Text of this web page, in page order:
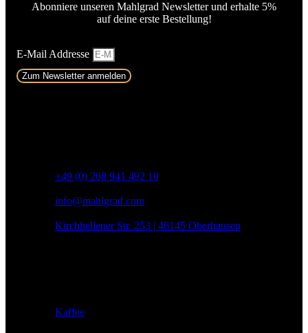
Abonniere unseren Mahlgrad Newsletter und erhalte 5%
auf deine erste Bestellung!
E-Mail Addresse
Zum Newsletter anmelden
+49 (0) 208 941 492 10
info@mahlgrad.com
Kirchhellener Str. 253 | 46145 Oberhausen
Kaffee